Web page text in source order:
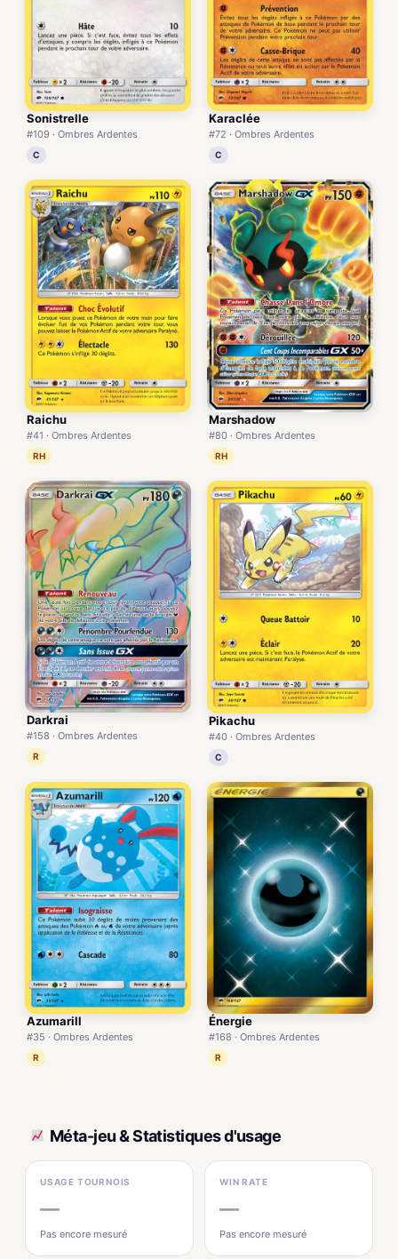
Sonistrelle
#109 · Ombres Ardentes
C
Karaclée
#72 · Ombres Ardentes
C
Raichu
#41 · Ombres Ardentes
RH
Marshadow
#80 · Ombres Ardentes
RH
Darkrai
#158 · Ombres Ardentes
R
Pikachu
#40 · Ombres Ardentes
C
Azumarill
#35 · Ombres Ardentes
R
Énergie
#168 · Ombres Ardentes
R
Méta-jeu & Statistiques d'usage
USAGE TOURNOIS
—
Pas encore mesuré
WIN RATE
—
Pas encore mesuré